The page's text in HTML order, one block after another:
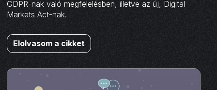
GDPR-nak való megfelelésben, illetve az új, Digital
Markets Act-nak.
Elolvasom a cikket